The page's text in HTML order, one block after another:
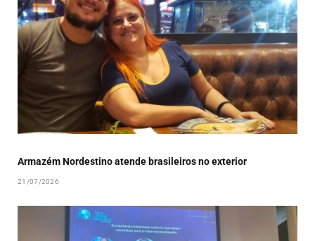
Armazém Nordestino atende brasileiros no exterior
21/07/2026